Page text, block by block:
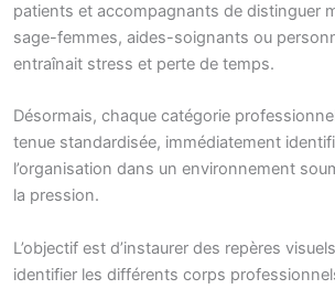
patients et accompagnants de distinguer
sage-femmes, aides-soignants ou
entraînait stress et perte de temps.
Désormais, chaque catégorie
tenue standardisée, immédiatement
l’organisation dans un environnement
la pression.
L’objectif est d’instaurer des repères
identifier les différents corps